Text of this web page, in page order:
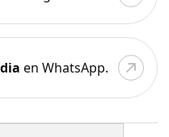
en WhatsApp.